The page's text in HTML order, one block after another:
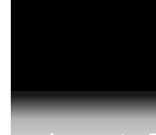
3) 바늘에 먼지가 쌓이는 경우에도